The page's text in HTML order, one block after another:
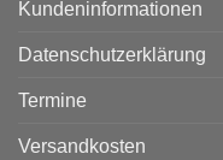
Kundeninformationen
Datenschutzerklärung
Termine
Versandkosten